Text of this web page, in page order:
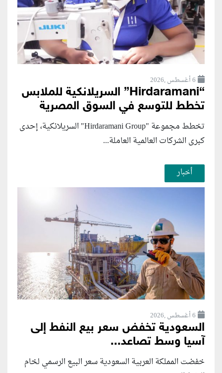
6 أغسطس ,2026
“Hirdaramani” السريلانكية للملابس
تخطط للتوسع في السوق المصرية
تخطط مجموعة "Hirdaramani Group" السريلانكية، إحدى
كبرى الشركات العالمية العاملة...
أخبار
6 أغسطس ,2026
السعودية تخفض سعر بيع النفط إلى
آسيا وسط تصاعد...
خفضت المملكة العربية السعودية سعر البيع الرسمي لخام